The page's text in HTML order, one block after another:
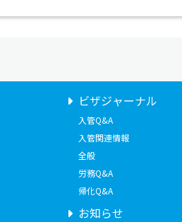
ビザジャーナル
入管Q&A
入管関連情報
全般
労務Q&A
帰化Q&A
お知らせ